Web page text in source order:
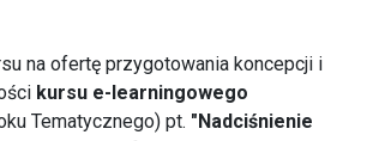
na ofertę przygotowania koncepcji i
kursu e-learningowego
Tematycznego) pt. "Nadciśnienie